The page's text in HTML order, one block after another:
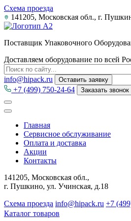
Схема проезда
141205, Московская обл., г.
Поставщик Упаковочного
Доставляем оборудование по всей
info@hipack.ru Оставить заявку
+7 (499) 750-24-64 Заказать звонок
Главная
Сервисное обслуживание
Оплата и доставка
Акции
Контакты
141205, Московская обл.,
г. Пушкино, ул. Учинская, д.18
Схема проезда info@hipack.ru +7
Каталог товаров